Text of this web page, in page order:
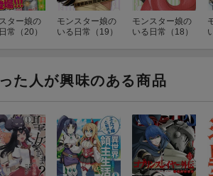
ター娘の
常（20）
モンスター娘の
いる日常（19）
モンスター娘の
いる日常（18）
た人が興味のある商品